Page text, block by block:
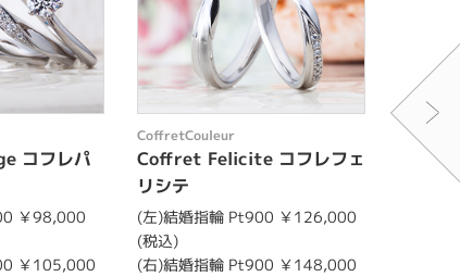
コフレパ
￥98,000
￥105,000
CoffretCouleur
Coffret Felicite コフレフェ
リシテ
(左)結婚指輪 Pt900 ￥126,000
(税込)
(右)結婚指輪 Pt900 ￥148,000
スティ